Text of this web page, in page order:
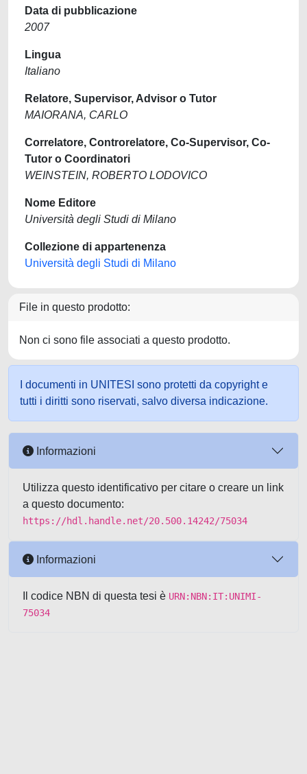
Data di pubblicazione
2007
Lingua
Italiano
Relatore, Supervisor, Advisor o Tutor
MAIORANA, CARLO
Correlatore, Controrelatore, Co-Supervisor, Co-
Tutor o Coordinatori
WEINSTEIN, ROBERTO LODOVICO
Nome Editore
Università degli Studi di Milano
Collezione di appartenenza
Università degli Studi di Milano
File in questo prodotto:
Non ci sono file associati a questo prodotto.
I documenti in UNITESI sono protetti da copyright e
tutti i diritti sono riservati, salvo diversa indicazione.
Informazioni
Utilizza questo identificativo per citare o creare un link
a questo documento:
https://hdl.handle.net/20.500.14242/75034
Informazioni
Il codice NBN di questa tesi è URN:NBN:IT:UNIMI-
75034